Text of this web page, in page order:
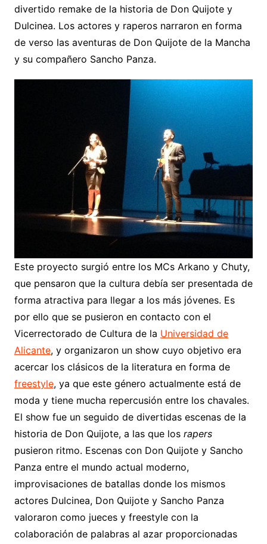
divertido remake de la historia de Don Quijote y
Dulcinea. Los actores y raperos narraron en forma
de verso las aventuras de Don Quijote de la Mancha
y su compañero Sancho Panza.
Este proyecto surgió entre los MCs Arkano y Chuty,
que pensaron que la cultura debía ser presentada de
forma atractiva para llegar a los más jóvenes. Es
por ello que se pusieron en contacto con el
Vicerrectorado de Cultura de la Universidad de
Alicante, y organizaron un show cuyo objetivo era
acercar los clásicos de la literatura en forma de
freestyle, ya que este género actualmente está de
moda y tiene mucha repercusión entre los chavales.
El show fue un seguido de divertidas escenas de la
historia de Don Quijote, a las que los rapers
pusieron ritmo. Escenas con Don Quijote y Sancho
Panza entre el mundo actual moderno,
improvisaciones de batallas donde los mismos
actores Dulcinea, Don Quijote y Sancho Panza
valoraron como jueces y freestyle con la
colaboración de palabras al azar proporcionadas